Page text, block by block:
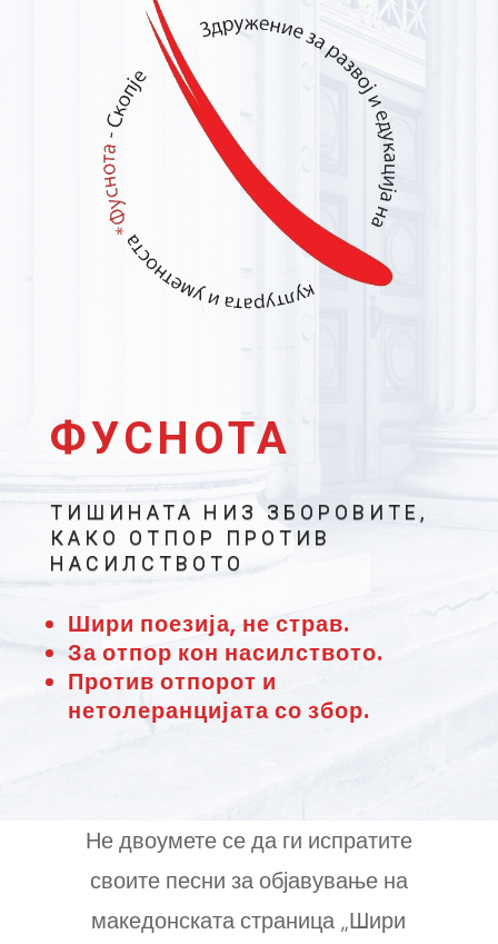
ФУСНОТА
ТИШИНАТА НИЗ ЗБОРОВИТЕ,
КАКО ОТПОР ПРОТИВ
НАСИЛСТВОТО
Шири поезија, не страв.
За отпор кон насилството.
Против отпорот и
нетолеранцијата со збор.
Не двоумете се да ги испратите
своите песни за објавување на
македонската страница „Шири